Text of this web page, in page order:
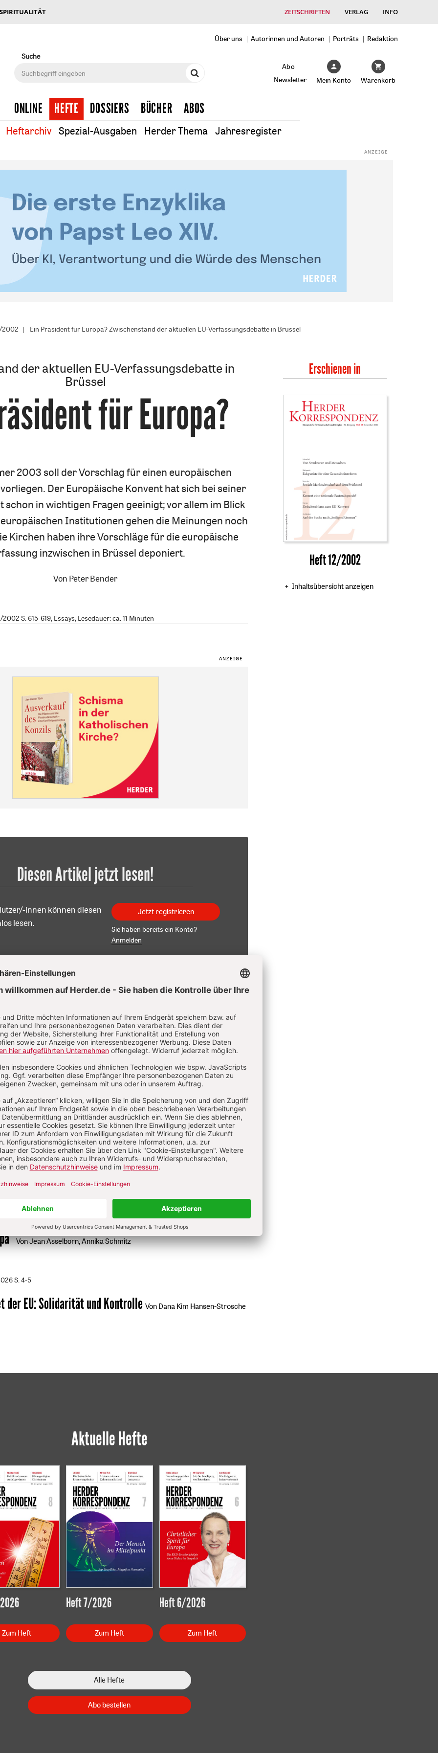
ZEITSCHRIFTEN VERLAG INFO
Über uns Autorinnen und Autoren Porträts
Redaktion
Suche
Abo
Newsletter
Mein Konto Warenkorb
ONLINE HEFTE DOSSIERS BÜCHER ABOS
Heftarchiv Spezial-Ausgaben Herder Thema Jahresregister
2002 Ein Präsident für Europa? Zwischenstand der aktuellen EU-Verfassungsdebatte in Brüssel
der aktuellen EU-Verfassungsdebatte in
Brüssel
:für Europa?
2003 soll der Vorschlag für einen europäischen
Der Europäische Konvent hat sich bei seiner
schon in wichtigen Fragen geeinigt; vor allem im Blick
Institutionen gehen die Meinungen noch
Kirchen haben ihre Vorschläge für die europäische
inzwischen in Brüssel deponiert.
Von Peter Bender
S. 615-619, Essays, Lesedauer: ca. 11 Minuten
Diesen Artikel jetzt lesen!
innen können diesen
lesen.
Jetzt registrieren
Sie haben bereits ein Konto?
Anmelden
(geb. 1968) ist Politikwissenschaftler und Theologe. Von 1997
war er Wissenschaftlicher Mitarbeiter im Europäischen
und dabei unter anderem mit der EU-Grundrechtecharta
Er lehrt EU-Außenbeziehungen am IES European Union Center
und Praktische Europakompetenz an der Universität Kassel.
S. 44-47
europäischen Islam:Eine Zumutung Von Abualwafa Mohammed
Außenminister Jean Asselborn:„Wir brauchen künftig
Von Jean Asselborn, Annika Schmitz
S. 4-5
der EU:Solidarität und Kontrolle Von Dana Kim Hansen-Strosche
Erschienen in
Heft 12/2002
Inhaltsübersicht anzeigen
Aktuelle Hefte
Zum Heft
Heft 7/2026
Zum Heft
Heft 6/2026
Zum Heft
Alle Hefte
Abo bestellen